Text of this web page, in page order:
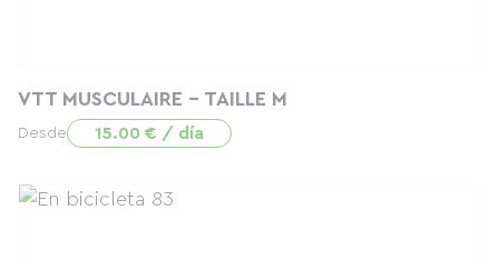
VTT MUSCULAIRE - TAILLE M
Desde 15.00 € / día